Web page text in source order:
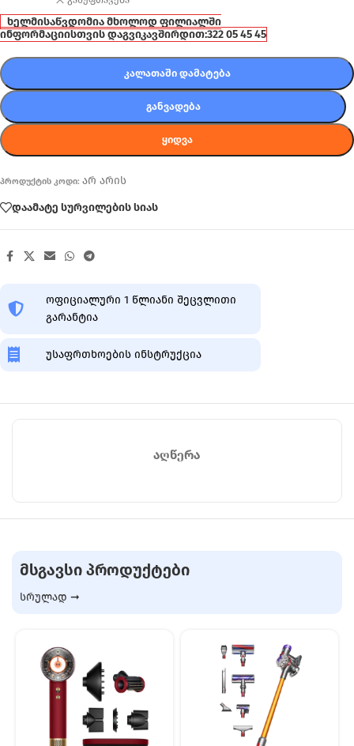
ხელმისაწვდომია მხოლოდ ფილიალში
ინფორმაციისთვის დაგვიკავშირდით:322 05 45 45
ᲙᲐᲚᲐᲗᲐᲨᲘ ᲓᲐᲛᲐᲢᲔᲑᲐ
ᲒᲐᲜᲕᲐᲓᲔᲑᲐ
ᲧᲘᲓᲕᲐ
პროდუქტის კოდი: არ არის
დაამატე სურვილების სიას
ოფიციალური 1 წლიანი შეცვლითი
გარანტია
უსაფრთხოების ინსტრუქცია
ᲐᲦᲬᲔᲠᲐ
ᲛᲡᲒᲐᲕᲡᲘ ᲞᲠᲝᲓᲣᲥᲢᲔᲑᲘ
სრულად ➞